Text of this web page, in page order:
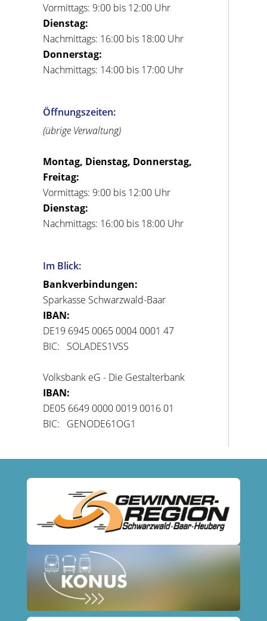
Vormittags: 9:00 bis 12:00 Uhr
Dienstag:
Nachmittags: 16:00 bis 18:00 Uhr
Donnerstag:
Nachmittags: 14:00 bis 17:00 Uhr
Öffnungszeiten:
(übrige Verwaltung)
Montag, Dienstag, Donnerstag,
Freitag:
Vormittags: 9:00 bis 12:00 Uhr
Dienstag:
Nachmittags: 16:00 bis 18:00 Uhr
Im Blick:
Bankverbindungen:
Sparkasse Schwarzwald-Baar
IBAN:
DE19 6945 0065 0004 0001 47
BIC: SOLADES1VSS
Volksbank eG - Die Gestalterbank
IBAN:
DE05 6649 0000 0019 0016 01
BIC: GENODE61OG1